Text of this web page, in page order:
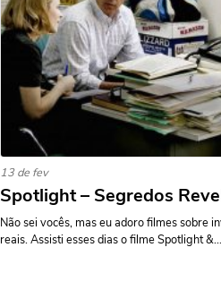
13 de fev
Spotlight – Segredos
Não sei vocês, mas eu adoro filmes sobre
reais. Assisti esses dias o filme Spotlight &...